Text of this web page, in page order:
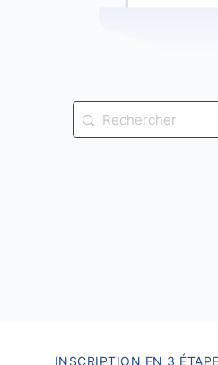
Recherche
pour:
INSCRIPTION EN 3